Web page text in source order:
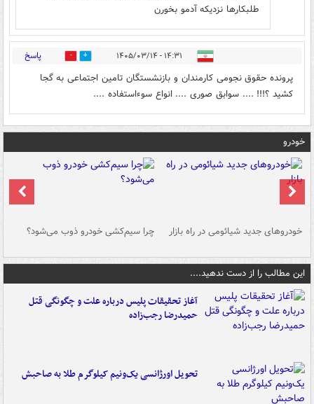
طلبکارها نزدیکه آدمو بخورن
۱۴:۳۱ - ۱۴۰۵/۰۳/۱۴ 1 پاسخ
پرونده حقوق نجومی کارمندان و بازنشستگان تامین اجتماعی به گجا
کشید ؟!!! .... سوابق صوری .... انواع سوءاستفاده ....
خودرو
خودروهای جدید شیائومی در راه بازار چرا سیم‌کشی خودرو ذوب می‌شود؟
این مطالب را از دست ندهید....
آغاز تحقیقات پلیس درباره علت و چگونگی قتل
حمیدرضا رجب‌زاده
تحویل اورژانسی یک‌ونیم کیلوگرم طلا به صاحبش